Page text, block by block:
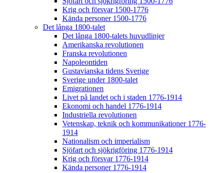
Krig och försvar 1500-1776
Kända personer 1500-1776
Det långa 1800-talet
Det långa 1800-talets huvudlinjer
Amerikanska revolutionen
Franska revolutionen
Napoleontiden
Gustavianska tidens Sverige
Sverige under 1800-talet
Emigrationen
Livet på landet och i staden 1776-1914
Ekonomi och handel 1776-1914
Industriella revolutionen
Vetenskap, teknik och kommunikationer 1776-
1914
Nationalism och imperialism
Sjöfart och sjökrigföring 1776-1914
Krig och försvar 1776-1914
Kända personer 1776-1914